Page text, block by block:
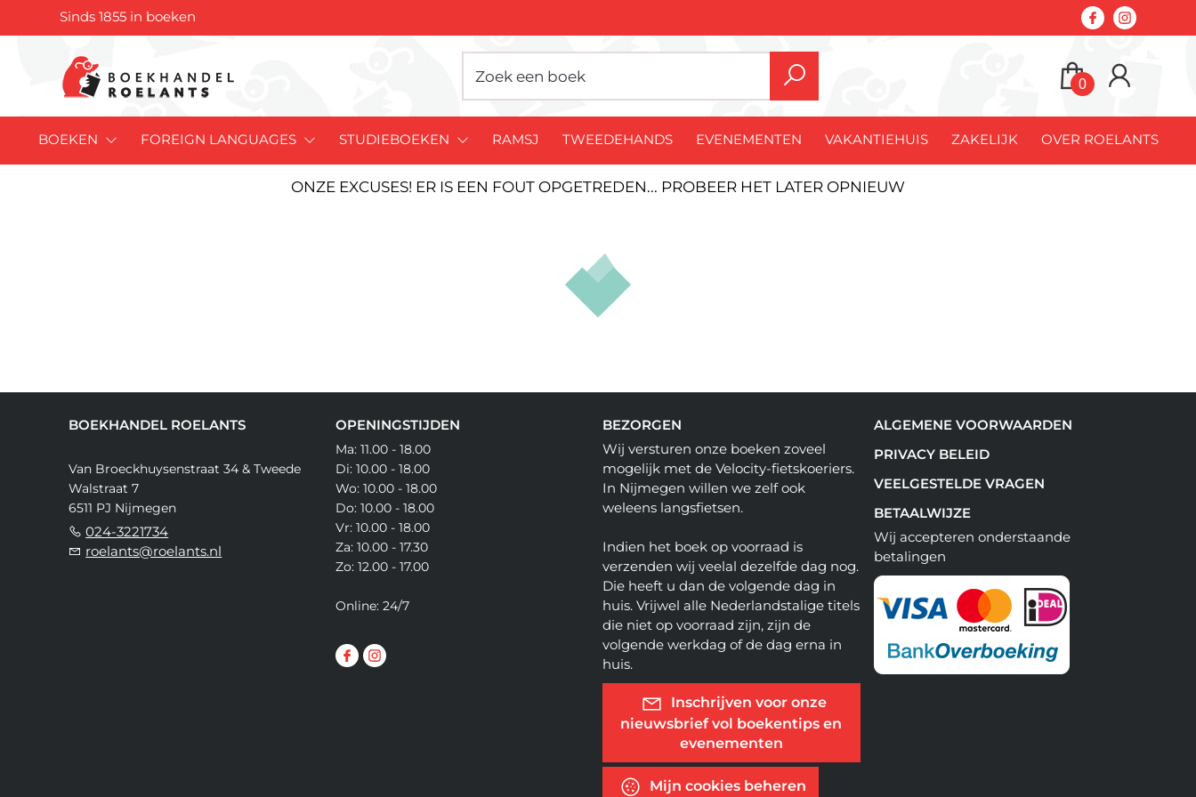
Sinds 1855 in boeken
0
BOEKEN FOREIGN LANGUAGES STUDIEBOEKEN RAMSJ TWEEDEHANDS EVENEMENTEN VAKANTIEHUIS ZAKELIJK OVER ROELANTS
ONZE EXCUSES! ER IS EEN FOUT OPGETREDEN... PROBEER HET LATER OPNIEUW
BOEKHANDEL ROELANTS
Van Broeckhuysenstraat 34 & Tweede
Walstraat 7
6511 PJ Nijmegen
024-3221734
roelants@roelants.nl
OPENINGSTIJDEN
Ma: 11.00 - 18.00
Di: 10.00 - 18.00
Wo: 10.00 - 18.00
Do: 10.00 - 18.00
Vr: 10.00 - 18.00
Za: 10.00 - 17.30
Zo: 12.00 - 17.00
Online: 24/7
BEZORGEN
Wij versturen onze boeken zoveel
mogelijk met de Velocity-fietskoeriers.
In Nijmegen willen we zelf ook
weleens langsfietsen.
Indien het boek op voorraad is
verzenden wij veelal dezelfde dag nog.
Die heeft u dan de volgende dag in
huis. Vrijwel alle Nederlandstalige titels
die niet op voorraad zijn, zijn de
volgende werkdag of de dag erna in
huis.
Inschrijven voor onze
nieuwsbrief vol boekentips en
evenementen
Mijn cookies beheren
ALGEMENE VOORWAARDEN
PRIVACY BELEID
VEELGESTELDE VRAGEN
BETAALWIJZE
Wij accepteren onderstaande
betalingen